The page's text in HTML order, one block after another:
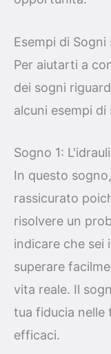
Esempi di Sogni
Per aiutarti a
dei sogni
alcuni esempi
Sogno 1:
In questo
rassicurato
risolvere un
indicare che sei
superare
vita reale. Il
tua fiducia nelle
efficaci.